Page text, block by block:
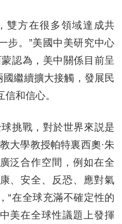
方在很多領域達成共
步。”美國中美研究中心
認為，美中關係目前呈
國繼續擴大接觸，發展民
和信心。
挑戰，對於世界來説是
大學教授帕特裏西奧·朱
泛合作空間，例如在全
、安全、反恐、應對氣
“在全球充滿不確定性的
美在全球性議題上發揮